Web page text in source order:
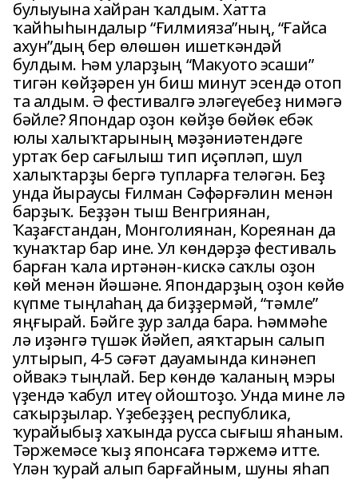
булыуына хайран ҡалдым. Хатта
ҡайһыһындалыр “Ғилмияза”ның, “Ғайса
ахун”дың бер өлөшөн ишеткәндәй
булдым. Һәм уларҙың “Макуото эсаши”
тигән көйҙәрен ун биш минут эсендә отоп
та алдым. Ә фестивалгә эләгеүебеҙ нимәгә
бәйле? Япондар оҙон көйҙө бөйөк ебәк
юлы халыҡтарының мәҙәниәтендәге
уртаҡ бер сағылыш тип иҫәпләп, шул
халыҡтарҙы бергә тупларға теләгән. Беҙ
унда йыраусы Ғилман Сәфәрғәлин менән
барҙыҡ. Беҙҙән тыш Венгриянан,
Ҡаҙағстандан, Монголиянан, Кореянан да
ҡунаҡтар бар ине. Ул көндәрҙә фестиваль
барған ҡала иртәнән-кискә саҡлы оҙон
көй менән йәшәне. Япондарҙың оҙон көйө
күпме тыңлаһаң да биҙҙермәй, “тәмле”
яңғырай. Бәйге ҙур залда бара. Һәммәһе
лә иҙәнгә түшәк йәйеп, аяҡтарын салып
ултырып, 4-5 сәғәт дауамында кинәнеп
ойвакэ тыңлай. Бер көндө ҡаланың мэры
үҙендә ҡабул итеү ойоштоҙо. Унда мине лә
саҡырҙылар. Үҙебеҙҙең республика,
ҡурайыбыҙ хаҡында русса сығыш яһаным.
Тәржемәсе ҡыҙ японсаға тәржемә итте.
Үлән ҡурай алып барғайным, шуны яһап